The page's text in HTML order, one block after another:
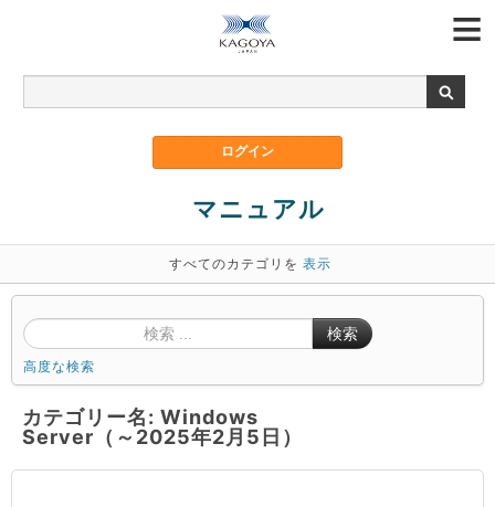
マニュアル
すべてのカテゴリを 表示
検索
高度な検索
カテゴリー名: Windows
Server（～2025年2月5日）